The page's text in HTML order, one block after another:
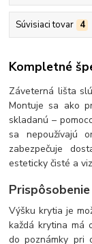
Súvisiaci tovar 4
Kompletné
Záveterná lišta
Montuje sa ako
skladanú –
sa nepoužívajú
zabezpečuje
esteticky čisté a
Výšku krytia je
každá krytina má
do poznámky pri